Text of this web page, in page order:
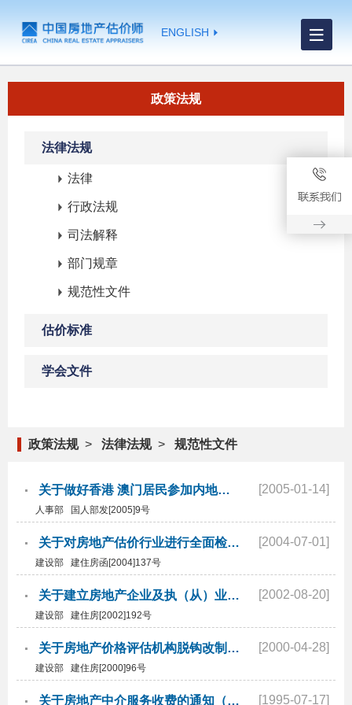
ENGLISH
政策法规
法律法规
法律
行政法规
司法解释
部门规章
规范性文件
估价标准
学会文件
政策法规> 法律法规> 规范性文件
关于做好香港 澳门居民参加内地统一举行的专业技术人员资格考试有关问题的通知 [2005-01-14]
人事部 国人部发[2005]9号
关于对房地产估价行业进行全面检查的通知 [2004-07-01]
建设部 建住房函[2004]137号
关于建立房地产企业及执（从）业人员信用档案系统的通知 [2002-08-20]
建设部 建住房[2002]192号
关于房地产价格评估机构脱钩改制的通知 [2000-04-28]
建设部 建住房[2000]96号
关于房地产中介服务收费的通知（已废止） [1995-07-17]